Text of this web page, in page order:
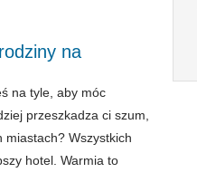
na
na tyle, aby móc
przeszkadza ci szum,
miastach? Wszystkich
hotel. Warmia to